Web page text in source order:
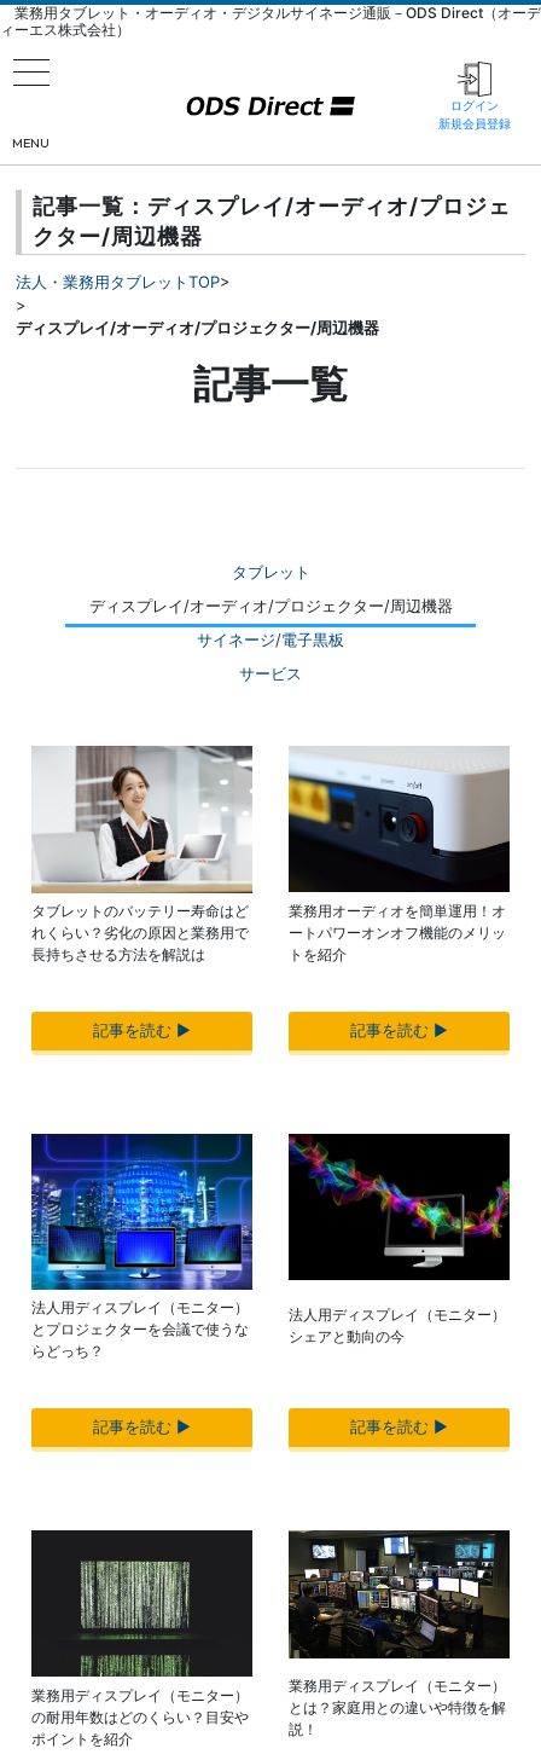
業務用タブレット・オーディオ・デジタルサイネージ通販－ODS Direct（オーデ
ィーエス株式会社）
MENU
ログイン
新規会員登録
記事一覧：ディスプレイ/オーディオ/プロジェ
クター/周辺機器
法人・業務用タブレットTOP>
>
ディスプレイ/オーディオ/プロジェクター/周辺機器
記事一覧
タブレット
ディスプレイ/オーディオ/プロジェクター/周辺機器
サイネージ/電子黒板
サービス
タブレットのバッテリー寿命はど
れくらい？劣化の原因と業務用で
長持ちさせる方法を解説は
記事を読む ▶︎
業務用オーディオを簡単運用！オ
ートパワーオンオフ機能のメリッ
トを紹介
記事を読む ▶︎
法人用ディスプレイ（モニター）
とプロジェクターを会議で使うな
らどっち？
記事を読む ▶︎
法人用ディスプレイ（モニター）
シェアと動向の今
記事を読む ▶︎
業務用ディスプレイ（モニター）
の耐用年数はどのくらい？目安や
ポイントを紹介
業務用ディスプレイ（モニター）
とは？家庭用との違いや特徴を解
説！